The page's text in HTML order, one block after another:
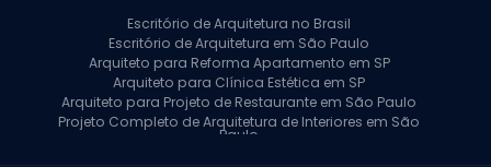
Escritório de Arquitetura no Brasil
Escritório de Arquitetura em São Paulo
Arquiteto para Reforma Apartamento em SP
Arquiteto para Clínica Estética em SP
Arquiteto para Projeto de Restaurante em São Paulo
Projeto Completo de Arquitetura de Interiores em São
Paulo